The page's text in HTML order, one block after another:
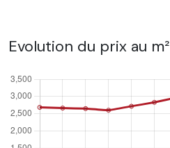
Evolution du prix au m²